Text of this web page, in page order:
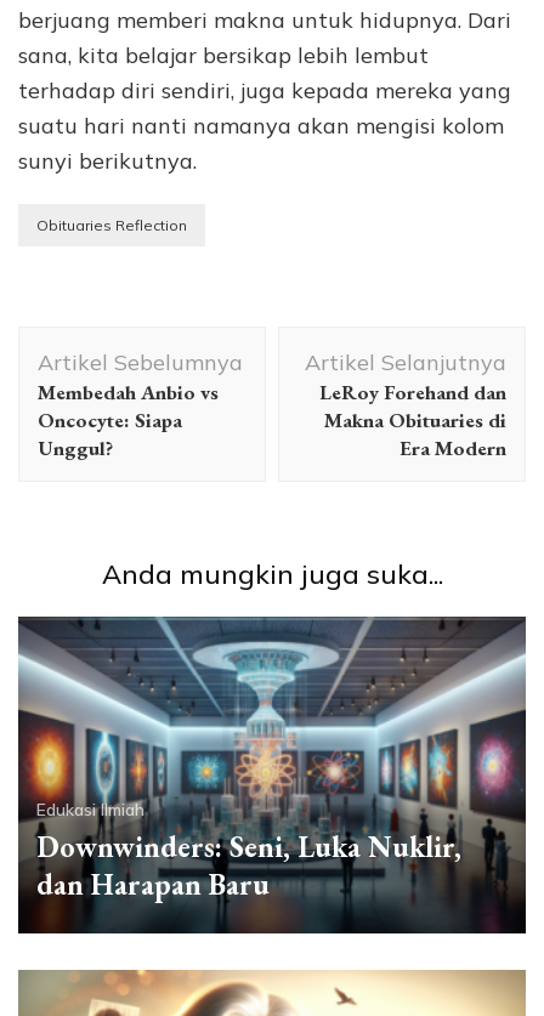
berjuang memberi makna untuk hidupnya. Dari
sana, kita belajar bersikap lebih lembut
terhadap diri sendiri, juga kepada mereka yang
suatu hari nanti namanya akan mengisi kolom
sunyi berikutnya.
Obituaries Reflection
Artikel
Artikel Sebelumnya
Membedah Anbio vs
Oncocyte: Siapa
Unggul?
Artikel Selanjutnya
LeRoy Forehand dan
Makna Obituaries di
Era Modern
Anda mungkin juga suka...
Edukasi Ilmiah
Downwinders: Seni, Luka Nuklir,
dan Harapan Baru